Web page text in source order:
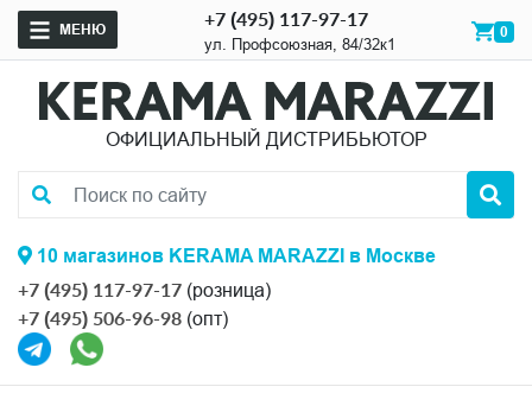
МЕНЮ +7 (495) 117-97-17
ул. Профсоюзная, 84/32к1
0
ОФИЦИАЛЬНЫЙ ДИСТРИБЬЮТОР
10 магазинов KERAMA MARAZZI в Москве
+7 (495) 117-97-17 (розница)
+7 (495) 506-96-98 (опт)